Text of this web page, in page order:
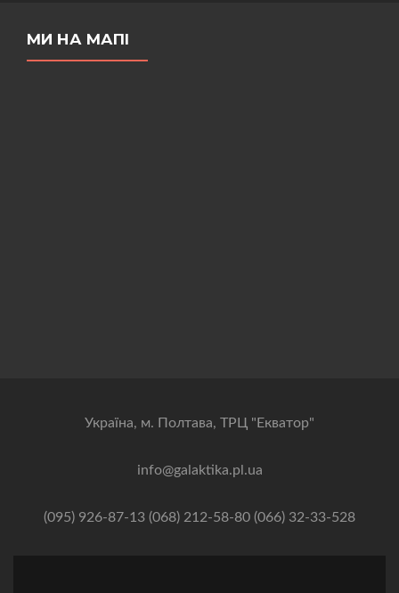
МИ НА МАПІ
Українa, м. Полтава, ТРЦ "Екватор"
info@galaktika.pl.ua
(095) 926-87-13 (068) 212-58-80 (066) 32-33-528